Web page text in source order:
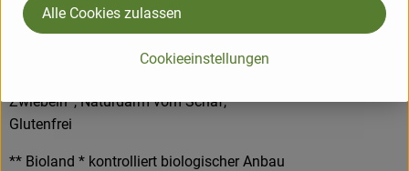
Zutaten:
Schweinefleisch**/Rindfleisch**(55%), Speck**, Trinkwasser,
Meersalz, Gewürze* (Ingwer, Muskatblüte, Pfeffer, Zwiebeln),
Zwiebeln*, Naturdarm vom Schaf,
Glutenfrei
** Bioland * kontrolliert biologischer Anbau
Cookieeinstellungen
Alle Cookies zulassen